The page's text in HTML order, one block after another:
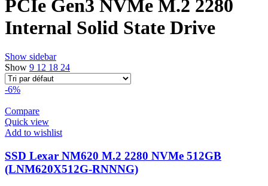
PCIe Gen3 NVMe M.2 2280
Internal Solid State Drive
Show sidebar
Show 9 12 18 24
-6%
Compare
Quick view
Add to wishlist
SSD Lexar NM620 M.2 2280 NVMe 512GB
(LNM620X512G-RNNNG)